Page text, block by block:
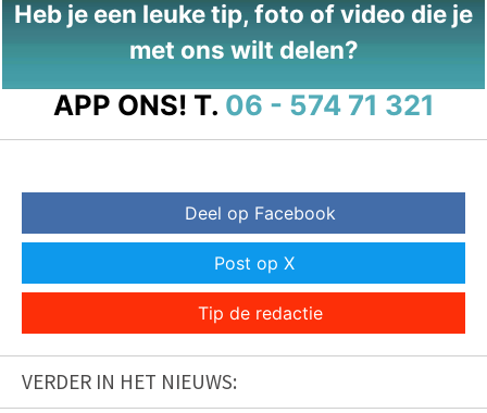
Heb je een leuke tip, foto of video die je
met ons wilt delen?
APP ONS! T. 06 - 574 71 321
Deel op Facebook
Post op X
Tip de redactie
VERDER IN HET NIEUWS: